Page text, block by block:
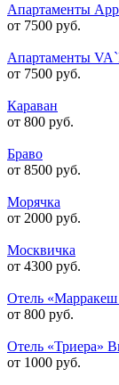
Апартаменты
от 7500 руб.
Апартаменты
от 7500 руб.
Караван
от 800 руб.
Браво
от 8500 руб.
Морячка
от 2000 руб.
Москвичка
от 4300 руб.
Отель «Марракеш
от 800 руб.
Отель «Триера»
от 1000 руб.